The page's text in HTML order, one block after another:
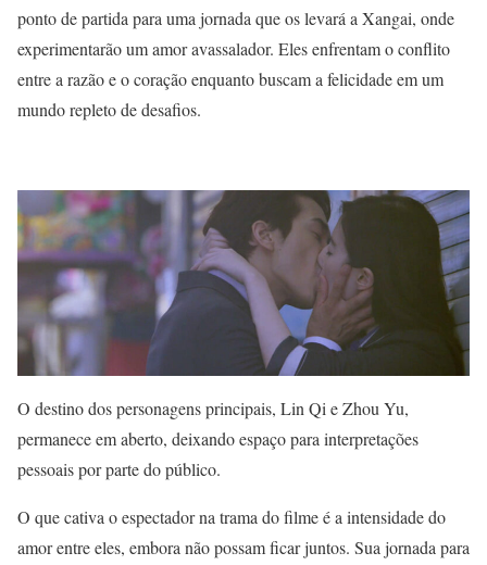
ponto de partida para uma jornada que os levará a Xangai, onde
experimentarão um amor avassalador. Eles enfrentam o conflito
entre a razão e o coração enquanto buscam a felicidade em um
mundo repleto de desafios.
O destino dos personagens principais, Lin Qi e Zhou Yu,
permanece em aberto, deixando espaço para interpretações
pessoais por parte do público.
O que cativa o espectador na trama do filme é a intensidade do
amor entre eles, embora não possam ficar juntos. Sua jornada para